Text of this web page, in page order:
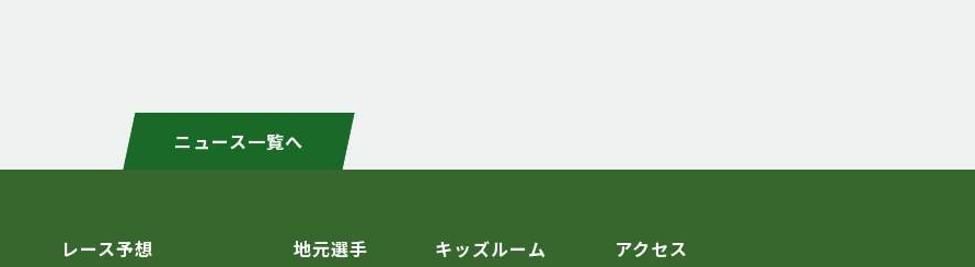
ニュース一覧へ
レース予想
地元選手
キッズルーム
アクセス